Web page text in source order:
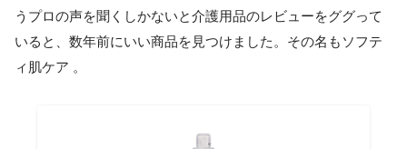
うプロの声を聞くしかないと介護用品のレビューをググって
いると、数年前にいい商品を見つけました。その名もソフテ
ィ肌ケア 。